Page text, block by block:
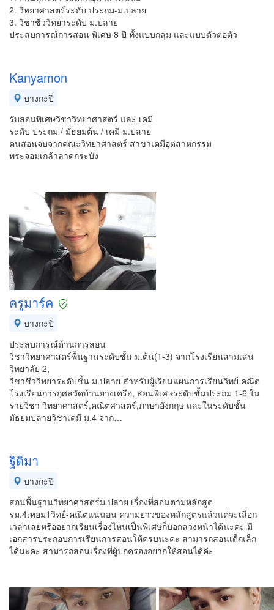
2. วิทยาศาสตร์ระดับ ประถม-ม.ปลาย
3. วิชาชีววิทยาระดับ ม.ปลาย
ประสบการณ์การสอน พิเศษ 8 ปี ทั้งแบบกลุ่ม และแบบตัวต่อตัว
Kanyamon
บางกะปิ
รับสอนพิเศษวิชาวิทยาศาสตร์ และ เคมี
ระดับ ประถม / มัธยมต้น / เคมี ม.ปลาย
คนสอนจบจากคณะวิทยาศาสตร์ สาขาเคมีอุตสาหกรรม
พระจอมเกล้าลาดกระบัง
ครูมาร์ค
บางกะปิ
ประสบการณ์ด้านการสอน
วิชาวิทยาศาสตร์พื้นฐานระดับชั้น ม.ต้น(1-3) จากโรงเรียนสามเสน
วิทยาลัย 2,
วิชาชีววิทยาระดับชั้น ม.ปลาย สำหรับผู้เรียนแผนการเรียนวิทย์ คณิต
โรงเรียนการกุศลวัดบ้านยางเครือ, สอนพิเศษระดับชั้นประถม 1-6 ใน
รายวิชา วิทยาศาสตร์,คณิตศาสตร์,ภาษาอังกฤษ และในระดับชั้น
มัธยมปลายวิชาเคมี ม.4 จาก…
ฐิติมา
บางกะปิ
สอนพื้นฐานวิทยาศาสตร์ม.ปลาย เรื่องที่สอนตามหลักสูต
รม.4เทอม1วิทย์-คณิตแน่นอน ความยาวของหลักสูตรแล้วแต่จะเลือก
เวลาเลยหรืออยากเรียนเรื่องไหนเป็นพิเศษก็บอกล่วงหน้าได้นะคะ มี
เอกสารประกอบการเรียนการสอนให้ครบนะคะ สามารถสอนเด็กเล็ก
ได้นะคะ สามารถสอนเรื่องที่ผู้ปกครองอยากให้สอนได้ค่ะ